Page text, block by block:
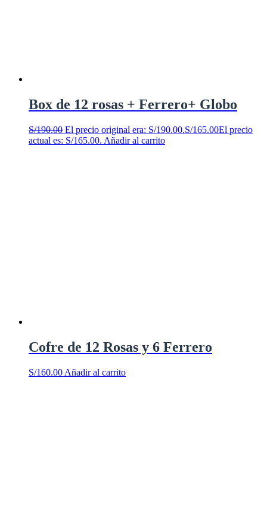
Box de 12 rosas + Ferrero+ Globo
S/190.00 El precio original era: S/190.00.S/165.00El precio
actual es: S/165.00. Añadir al carrito
Cofre de 12 Rosas y 6 Ferrero
S/160.00 Añadir al carrito